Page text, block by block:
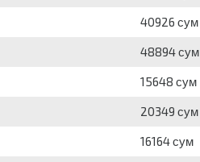
40926 сум
48894 сум
15648 сум
20349 сум
16164 сум